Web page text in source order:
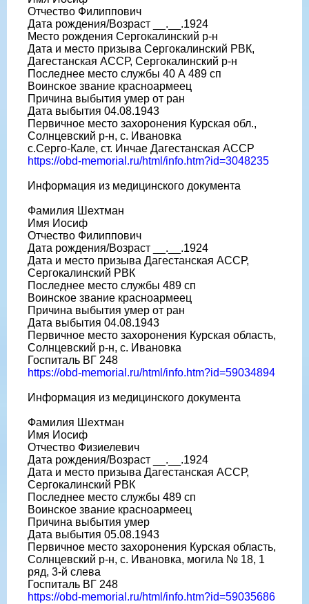
Отчество Филиппович
Дата рождения/Возраст __.__.1924
Место рождения Сергокалинский р-н
Дата и место призыва Сергокалинский РВК,
Дагестанская АССР, Сергокалинский р-н
Последнее место службы 40 А 489 сп
Воинское звание красноармеец
Причина выбытия умер от ран
Дата выбытия 04.08.1943
Первичное место захоронения Курская обл.,
Солнцевский р-н, с. Ивановка
с.Серго-Кале, ст. Инчае Дагестанская АССР
https://obd-memorial.ru/html/info.htm?id=3048235
Информация из медицинского документа
Фамилия Шехтман
Имя Иосиф
Отчество Филиппович
Дата рождения/Возраст __.__.1924
Дата и место призыва Дагестанская АССР,
Сергокалинский РВК
Последнее место службы 489 сп
Воинское звание красноармеец
Причина выбытия умер от ран
Дата выбытия 04.08.1943
Первичное место захоронения Курская область,
Солнцевский р-н, с. Ивановка
Госпиталь ВГ 248
https://obd-memorial.ru/html/info.htm?id=59034894
Информация из медицинского документа
Фамилия Шехтман
Имя Иосиф
Отчество Физиелевич
Дата рождения/Возраст __.__.1924
Дата и место призыва Дагестанская АССР,
Сергокалинский РВК
Последнее место службы 489 сп
Воинское звание красноармеец
Причина выбытия умер
Дата выбытия 05.08.1943
Первичное место захоронения Курская область,
Солнцевский р-н, с. Ивановка, могила № 18, 1
ряд, 3-й слева
Госпиталь ВГ 248
https://obd-memorial.ru/html/info.htm?id=59035686